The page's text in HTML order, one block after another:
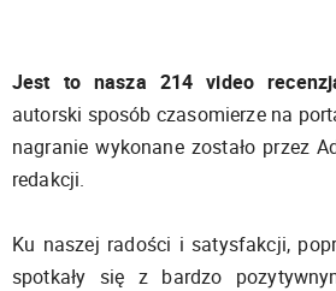
Jest to nasza 214 video
autorski sposób czasomierze na
nagranie wykonane zostało przez
redakcji.
Ku naszej radości i satysfakcji,
spotkały się z bardzo